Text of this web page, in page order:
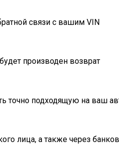
связи с вашим VIN
производен возврат
точно подходящую на ваш
лица, а также через